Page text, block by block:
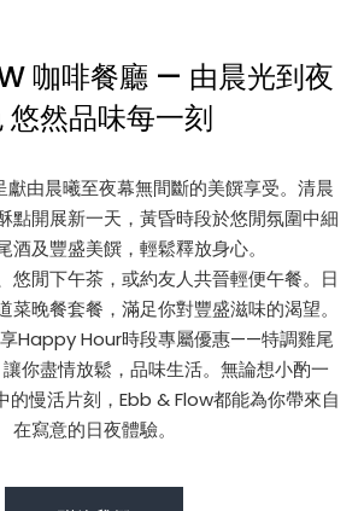
咖啡餐廳 — 由晨光到夜
悠然品味每一刻
由晨曦至夜幕無間斷的美饌享受。清晨
點開展新一天，黃昏時段於悠閒氛圍中細
酒及豐盛美饌，輕鬆釋放身心。
悠閒下午茶，或約友人共晉輕便午餐。日
菜晚餐套餐，滿足你對豐盛滋味的渴望。
Happy Hour時段專屬優惠——特調雞尾
你盡情放鬆，品味生活。無論想小酌一
的慢活片刻，Ebb & Flow都能為你帶來自
在寫意的日夜體驗。